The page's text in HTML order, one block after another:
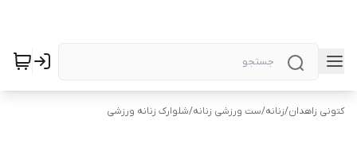
کتونی زاهدان/زنانه/ست ورزشی زنانه/شلوارک زنانه ورزشی